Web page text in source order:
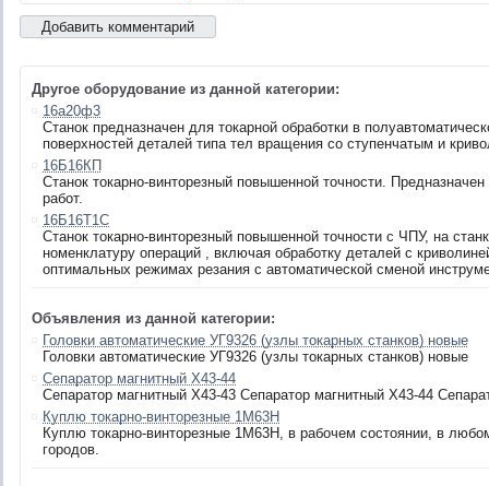
Другое оборудование из данной категории:
16а20ф3
Станок предназначен для токарной обработки в
поверхностей деталей типа тел вращения со ступенчатым и
16Б16КП
Станок токарно-винторезный повышенной точности.
работ.
16Б16Т1С
Станок токарно-винторезный повышенной точности с ЧПУ, на
номенклатуру операций , включая обработку деталей с
оптимальных режимах резания с автоматической сменой
Объявления из данной категории:
Головки автоматические УГ9326 (узлы токарных станков) новые
Головки автоматические УГ9326 (узлы токарных станков) новые
Сепаратор магнитный Х43-44
Сепаратор магнитный Х43-43 Сепаратор магнитный Х43-44
Куплю токарно-винторезные 1М63Н
Куплю токарно-винторезные 1М63Н, в рабочем состоянии, в
городов.